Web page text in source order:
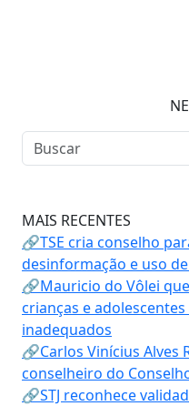
MAIS RECENTES
🔗TSE cria conselho
desinformação e uso
🔗Mauricio do Vôlei
crianças e
inadequados
🔗Carlos Vinícius Alves
conselheiro do
🔗STJ reconhece